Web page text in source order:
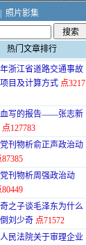
照片影集
热门文章排行
浙江省道路交通事故
目及计算方式 点3217
写的报告——张志新
点127783
刊物析俞正声政治动
87385
刊物析周强政治动
80449
之子谈毛泽东为什么
刘少奇 点71572
民法院关于审理企业